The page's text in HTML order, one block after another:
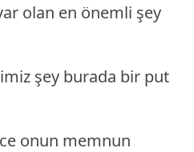
olan en önemli şey
şey burada bir put
onun memnun